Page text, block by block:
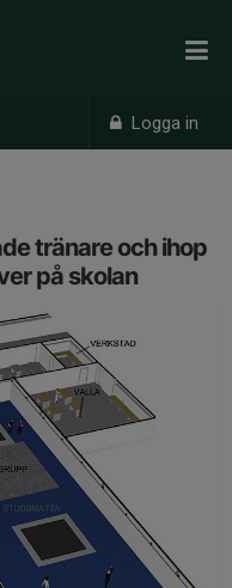
Logga in
tränare och ihop
på skolan